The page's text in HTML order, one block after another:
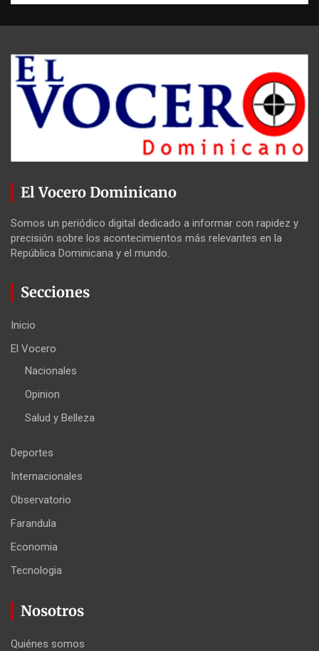
El Vocero Dominicano
Somos un periódico digital dedicado a informar con rapidez y
precisión sobre los acontecimientos más relevantes en la
República Dominicana y el mundo.
Secciones
Inicio
El Vocero
Nacionales
Opinion
Salud y Belleza
Deportes
Internacionales
Observatorio
Farandula
Economia
Tecnologia
Nosotros
Quiénes somos